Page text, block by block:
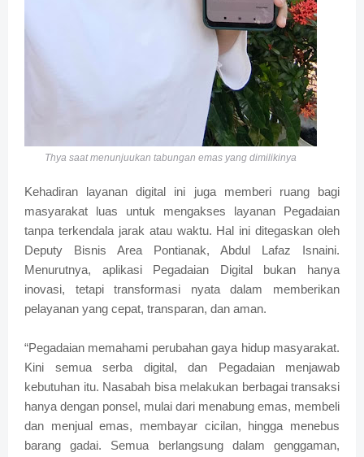
Thya saat menunjuukan tabungan emas yang dimilikinya
Kehadiran layanan digital ini juga memberi ruang bagi
masyarakat luas untuk mengakses layanan Pegadaian
tanpa terkendala jarak atau waktu. Hal ini ditegaskan oleh
Deputy Bisnis Area Pontianak, Abdul Lafaz Isnaini.
Menurutnya, aplikasi Pegadaian Digital bukan hanya
inovasi, tetapi transformasi nyata dalam memberikan
pelayanan yang cepat, transparan, dan aman.
“Pegadaian memahami perubahan gaya hidup masyarakat.
Kini semua serba digital, dan Pegadaian menjawab
kebutuhan itu. Nasabah bisa melakukan berbagai transaksi
hanya dengan ponsel, mulai dari menabung emas, membeli
dan menjual emas, membayar cicilan, hingga menebus
barang gadai. Semua berlangsung dalam genggaman,